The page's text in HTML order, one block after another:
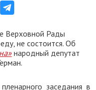
Верховной Рады
не состоится. Об
народный депутат
заседания в